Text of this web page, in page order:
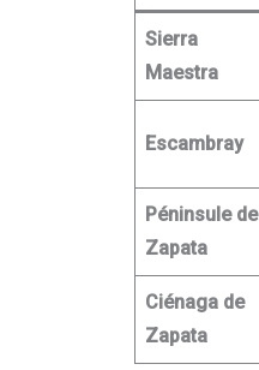
Sierra
Maestra
Escambray
Péninsule de
Zapata
Ciénaga de
Zapata